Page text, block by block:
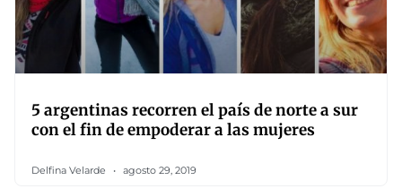
5 argentinas recorren el país de norte a sur
con el fin de empoderar a las mujeres
Delfina Velarde agosto 29, 2019